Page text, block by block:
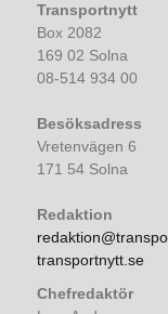
Transportnytt
Box 2082
169 02 Solna
08-514 934 00
Besöksadress
Vretenvägen 6
171 54 Solna
Redaktion
transportnytt.se
Chefredaktör